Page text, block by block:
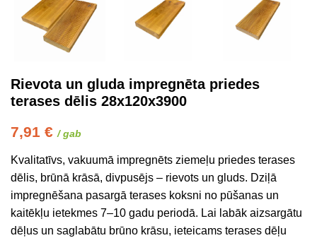
Rievota un gluda impregnēta priedes
terases dēlis 28x120x3900
7,91 € / gab
Kvalitatīvs, vakuumā impregnēts ziemeļu priedes terases
dēlis, brūnā krāsā, divpusējs – rievots un gluds. Dziļā
impregnēšana pasargā terases koksni no pūšanas un
kaitēkļu ietekmes 7–10 gadu periodā. Lai labāk aizsargātu
dēļus un saglabātu brūno krāsu, ieteicams terases dēļu